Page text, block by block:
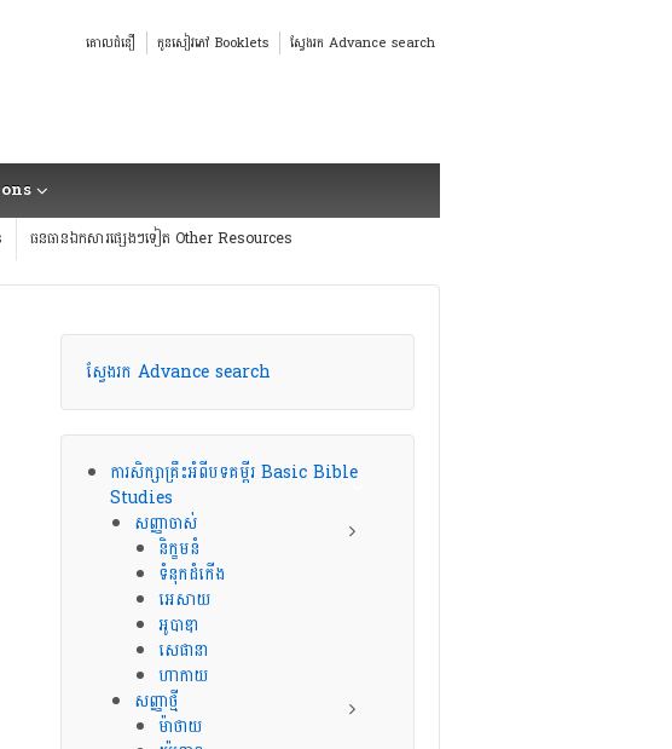
គោលជំនឿ កូនសៀវភៅ Booklets ស្វែងរក Advance search
ធនធានឯកសារផ្សេងៗទៀត Other Resources
ស្វែងរក Advance search
ការសិក្សាគ្រឹះអំពីបទគម្ពីរ Basic Bible
Studies
សញ្ញាចាស់
និក្ខមនំ
ទំនុកដំកើង
អេសាយ
អូបាឌា
សេផានា
ហាកាយ
សញ្ញាថ្មី
ម៉ាថាយ